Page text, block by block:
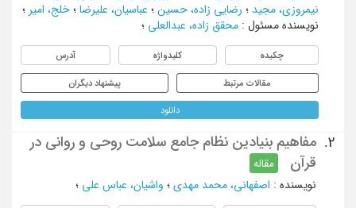
نیمروزی، مجید ؛ رضایی زاده، حسین ؛ عباسیان، علیرضا ؛ خلج، امیر ؛
نویسنده مسئول : محقق زاده، عبدالعلی ؛
چکیده کلیدواژه آدرس
مقالات مرتبط پیشنهاد دیگران
دانلود
2.
مفاهیم بنیادین نظام جامع سلامت روحی و روانی در
قرآن
مقاله
نویسنده : اصفهانی، محمد مهدی ؛ واشیان، عباس علی ؛